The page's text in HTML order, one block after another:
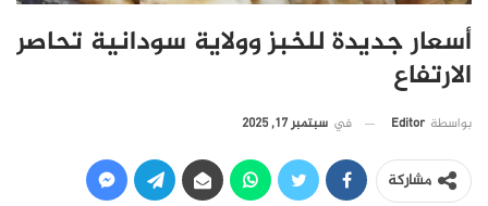
أسعار جديدة للخبز وولاية سودانية تحاصر
الارتفاع
بواسطة Editor في سبتمبر 17, 2025
مشاركة